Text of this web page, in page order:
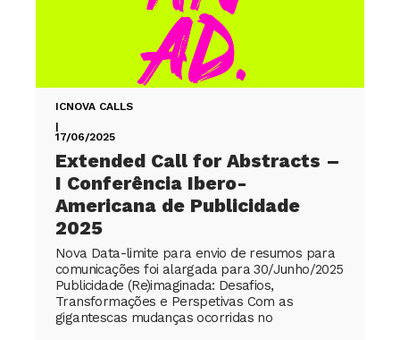
ICNOVA CALLS
|
17/06/2025
Extended Call for Abstracts –
I Conferência Ibero-
Americana de Publicidade
2025
Nova Data-limite para envio de resumos para
comunicações foi alargada para 30/Junho/2025
Publicidade (Re)imaginada: Desafios,
Transformações e Perspetivas Com as
gigantescas mudanças ocorridas no